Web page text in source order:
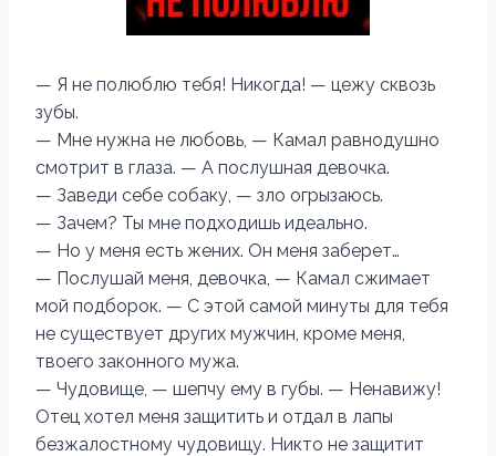
— Я не полюблю тебя! Никогда! — цежу сквозь
зубы.
— Мне нужна не любовь, — Камал равнодушно
смотрит в глаза. — А послушная девочка.
— Заведи себе собаку, — зло огрызаюсь.
— Зачем? Ты мне подходишь идеально.
— Но у меня есть жених. Он меня заберет…
— Послушай меня, девочка, — Камал сжимает
мой подборок. — С этой самой минуты для тебя
не существует других мужчин, кроме меня,
твоего законного мужа.
— Чудовище, — шепчу ему в губы. — Ненавижу!
Отец хотел меня защитить и отдал в лапы
безжалостному чудовищу. Никто не защитит